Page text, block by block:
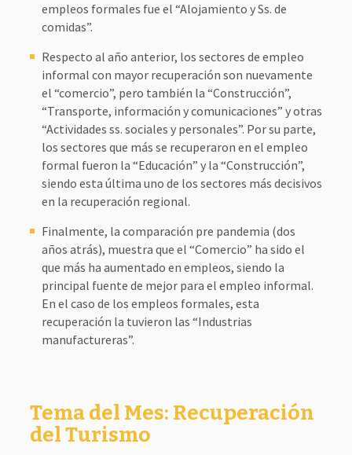
empleos formales fue el “Alojamiento y Ss. de
comidas”.
Respecto al año anterior, los sectores de empleo
informal con mayor recuperación son nuevamente
el “comercio”, pero también la “Construcción”,
“Transporte, información y comunicaciones” y otras
“Actividades ss. sociales y personales”. Por su parte,
los sectores que más se recuperaron en el empleo
formal fueron la “Educación” y la “Construcción”,
siendo esta última uno de los sectores más decisivos
en la recuperación regional.
Finalmente, la comparación pre pandemia (dos
años atrás), muestra que el “Comercio” ha sido el
que más ha aumentado en empleos, siendo la
principal fuente de mejor para el empleo informal.
En el caso de los empleos formales, esta
recuperación la tuvieron las “Industrias
manufactureras”.
Tema del Mes: Recuperación
del Turismo